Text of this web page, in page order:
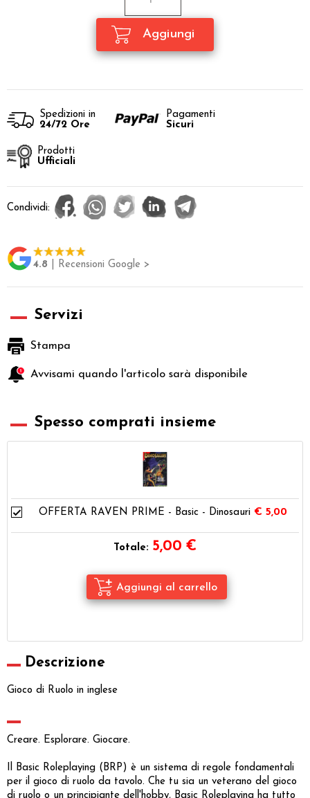
Spedizioni in
24/72 Ore
Pagamenti
Sicuri
Prodotti
Ufficiali
Condividi:
4.8 | Recensioni Google >
Servizi
Stampa
Avvisami quando l'articolo sarà disponibile
Spesso comprati insieme
OFFERTA RAVEN PRIME - Basic - Dinosauri € 5,00
Totale: 5,00 €
Descrizione
Gioco di Ruolo in inglese
Creare. Esplorare. Giocare.
Il Basic Roleplaying (BRP) è un sistema di regole fondamentali
per il gioco di ruolo da tavolo. Che tu sia un veterano del gioco
di ruolo o un principiante dell'hobby, Basic Roleplaying ha tutto